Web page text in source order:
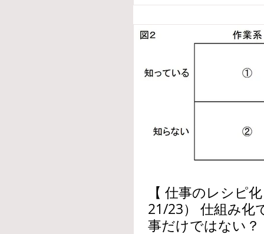
【 仕事のレシピ
21/23） 仕組み化
事だけではない？ さらに仕組み化を進める